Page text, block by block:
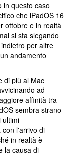
in questo caso
che iPadOS 16
ottobre e in realtà
si sta slegando
per altre
andamento
di più al Mac
ad
affinità tra
sembra strano
ultimi
con l'arrivo di
in realtà è
la causa di